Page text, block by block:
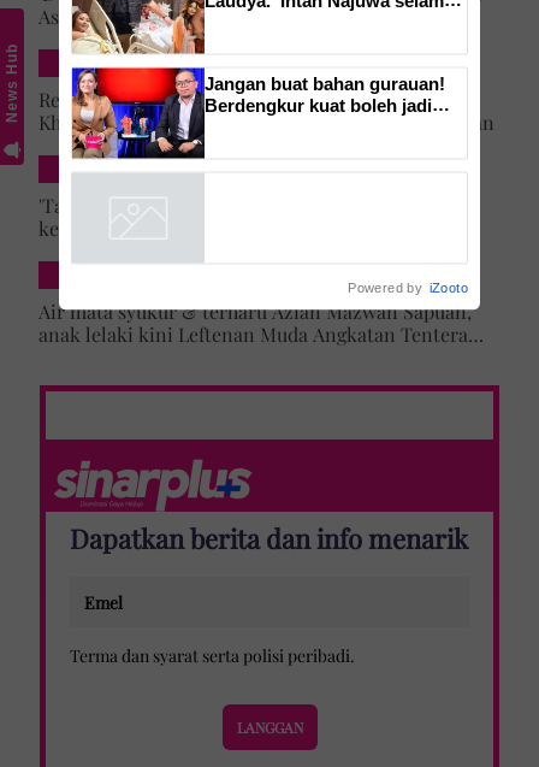
Asma' 25 tahun lalu tercapai, anak lelaki daftar
masuk Universiti Malaya
DUNIA
Rezeki lepas menyamar jadi pramugari Batik Air,
Khairun Nisya ditawar latihan akademi penerbangan
SELEBRITI & HIBURAN
'Tak lihat diri saya artis lagi' – Jehan Miskin kongsi
kenapa pilih ‘hilang’ dari dunia lakonan, cerita
Air mata syukur & terharu Azian Mazwan Sapuan,
anak lelaki kini Leftenan Muda Angkatan Tentera
Dapatkan berita dan info menarik
Terma dan syarat serta polisi peribadi.
News Hub
Jangan buat bahan gurauan!
Berdengkur kuat boleh jadi
Powered by iZooto